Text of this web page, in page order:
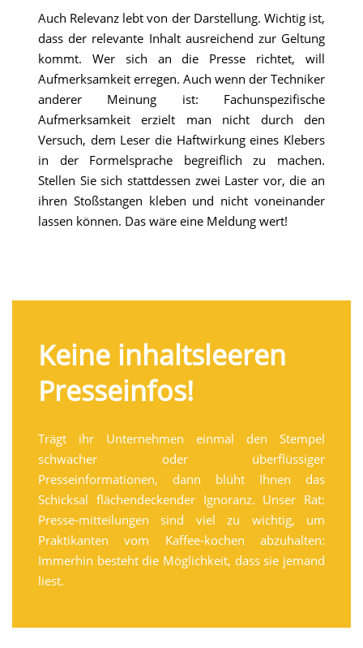
Auch Relevanz lebt von der Darstellung. Wichtig ist,
dass der relevante Inhalt ausreichend zur Geltung
kommt. Wer sich an die Presse richtet, will
Aufmerksamkeit erregen. Auch wenn der Techniker
anderer Meinung ist: Fachunspezifische
Aufmerksamkeit erzielt man nicht durch den
Versuch, dem Leser die Haftwirkung eines Klebers
in der Formelsprache begreiflich zu machen.
Stellen Sie sich stattdessen zwei Laster vor, die an
ihren Stoßstangen kleben und nicht voneinander
lassen können. Das wäre eine Meldung wert!
Keine inhaltsleeren
Presseinfos!
Trägt ihr Unternehmen einmal den Stempel
schwacher oder überflüssiger
Presseinformationen, dann blüht Ihnen das
Schicksal flächendeckender Ignoranz. Unser Rat:
Presse-mitteilungen sind viel zu wichtig, um
Praktikanten vom Kaffee-kochen abzuhalten:
Immerhin besteht die Möglichkeit, dass sie jemand
liest.